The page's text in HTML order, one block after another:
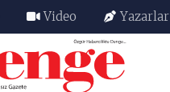
Video Yazarlar